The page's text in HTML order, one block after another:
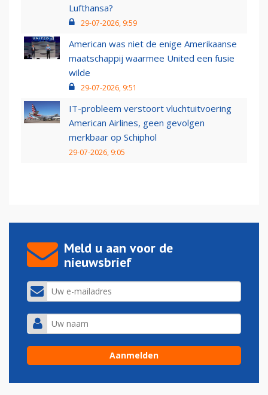
Lufthansa?
29-07-2026, 9:59
American was niet de enige Amerikaanse
maatschappij waarmee United een fusie
wilde
29-07-2026, 9:51
IT-probleem verstoort vluchtuitvoering
American Airlines, geen gevolgen
merkbaar op Schiphol
29-07-2026, 9:05
Meld u aan voor de
nieuwsbrief